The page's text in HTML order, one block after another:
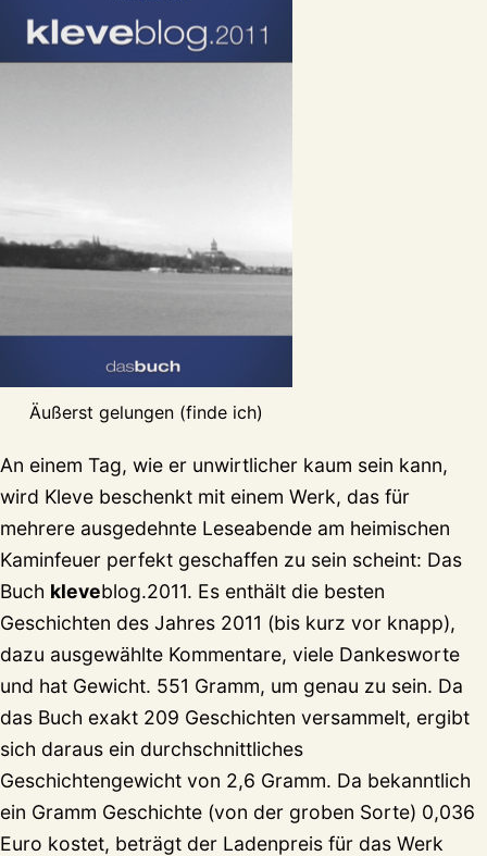
Äußerst gelungen (finde ich)
An einem Tag, wie er unwirtlicher kaum sein kann,
wird Kleve beschenkt mit einem Werk, das für
mehrere ausgedehnte Leseabende am heimischen
Kaminfeuer perfekt geschaffen zu sein scheint: Das
Buch kleveblog.2011. Es enthält die besten
Geschichten des Jahres 2011 (bis kurz vor knapp),
dazu ausgewählte Kommentare, viele Dankesworte
und hat Gewicht. 551 Gramm, um genau zu sein. Da
das Buch exakt 209 Geschichten versammelt, ergibt
sich daraus ein durchschnittliches
Geschichtengewicht von 2,6 Gramm. Da bekanntlich
ein Gramm Geschichte (von der groben Sorte) 0,036
Euro kostet, beträgt der Ladenpreis für das Werk